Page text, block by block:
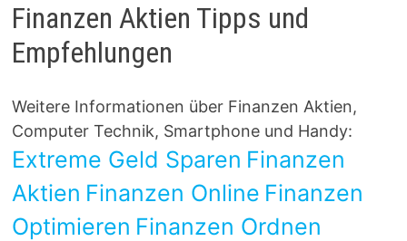
Finanzen Aktien Tipps und
Empfehlungen
Weitere Informationen über Finanzen Aktien,
Computer Technik, Smartphone und Handy:
Extreme Geld Sparen Finanzen
Aktien Finanzen Online Finanzen
Optimieren Finanzen Ordnen